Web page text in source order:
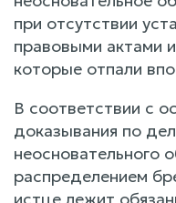
при отсутствии
правовыми актами
которые отпали
В соответствии с
доказывания по
неосновательного
распределением
истце лежит